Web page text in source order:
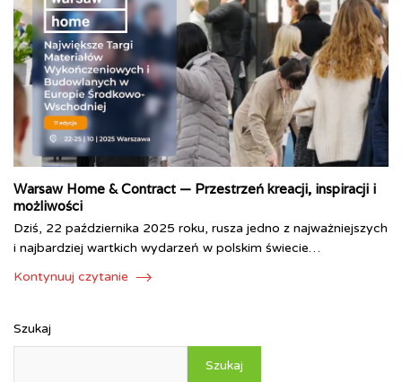
Warsaw Home & Contract — Przestrzeń kreacji, inspiracji i
możliwości
Dziś, 22 października 2025 roku, rusza jedno z najważniejszych
i najbardziej wartkich wydarzeń w polskim świecie…
Kontynuuj czytanie
Szukaj
Szukaj